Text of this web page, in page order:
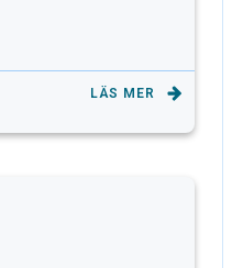
LÄS MER